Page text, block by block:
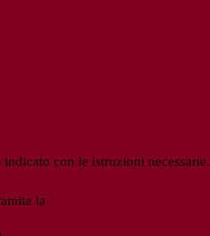
con le istruzioni necessarie.
la